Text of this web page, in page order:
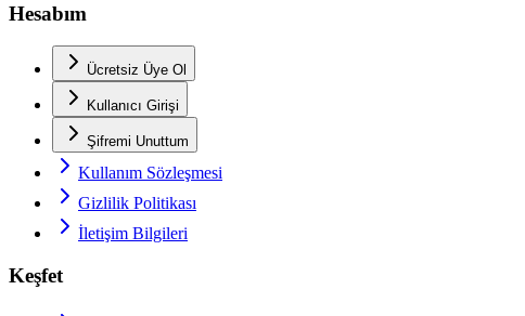
Hesabım
Ücretsiz Üye Ol
Kullanıcı Girişi
Şifremi Unuttum
Kullanım Sözleşmesi
Gizlilik Politikası
İletişim Bilgileri
Keşfet